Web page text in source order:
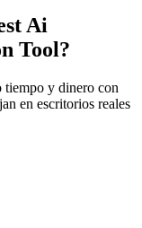
Ai
Tool?
tiempo y dinero con
en escritorios reales